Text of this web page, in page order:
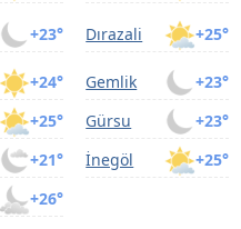
+23° +25°
Dırazali
+24° +23°
Gemlik
+25° +23°
Gürsu
+21° +25°
İnegöl
+26°